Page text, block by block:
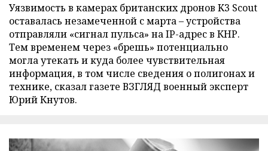
Уязвимость в камерах британских дронов K3 Scout
оставалась незамеченной с марта – устройства
отправляли «сигнал пульса» на IP-адрес в КНР.
Тем временем через «брешь» потенциально
могла утекать и куда более чувствительная
информация, в том числе сведения о полигонах и
технике, сказал газете ВЗГЛЯД военный эксперт
Юрий Кнутов.